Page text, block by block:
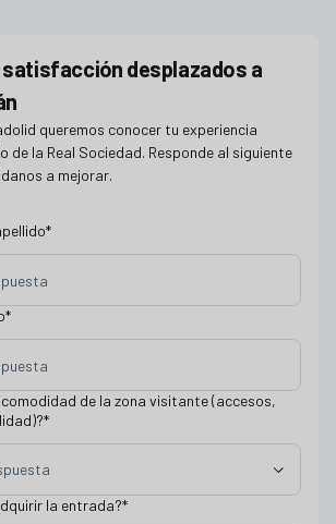
satisfacción desplazados a
queremos conocer tu experiencia
de la Real Sociedad. Responde al siguiente
a mejorar.
*
*
de la zona visitante (accesos,
*
la entrada?*